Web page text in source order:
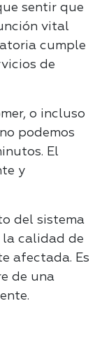
sentir que
vital
cumple
de
o incluso
podemos
El
y
del sistema
la calidad de
afectada. Es
de una